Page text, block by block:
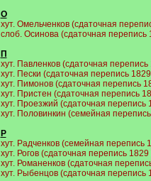
О
хут. Омельченков (сдаточная
слоб. Осинова (сдаточная перепись
П
хут. Павленков (сдаточная перепись
хут. Пески (сдаточная перепись 1829
хут. Пимонов (сдаточная перепись
хут. Пристен (сдаточная перепись
хут. Проезжий (сдаточная перепись
хут. Половинкин (семейная перепись
Р
хут. Радченков (семейная перепись
хут. Рогов (сдаточная перепись 1829
хут. Романенков (сдаточная
хут. Рыбенцов (сдаточная перепись